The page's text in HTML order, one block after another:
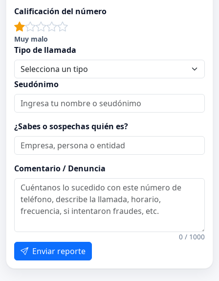
Calificación del número
Muy malo
Tipo de llamada
Seudónimo
¿Sabes o sospechas quién es?
Comentario / Denuncia
0 / 1000
Enviar reporte